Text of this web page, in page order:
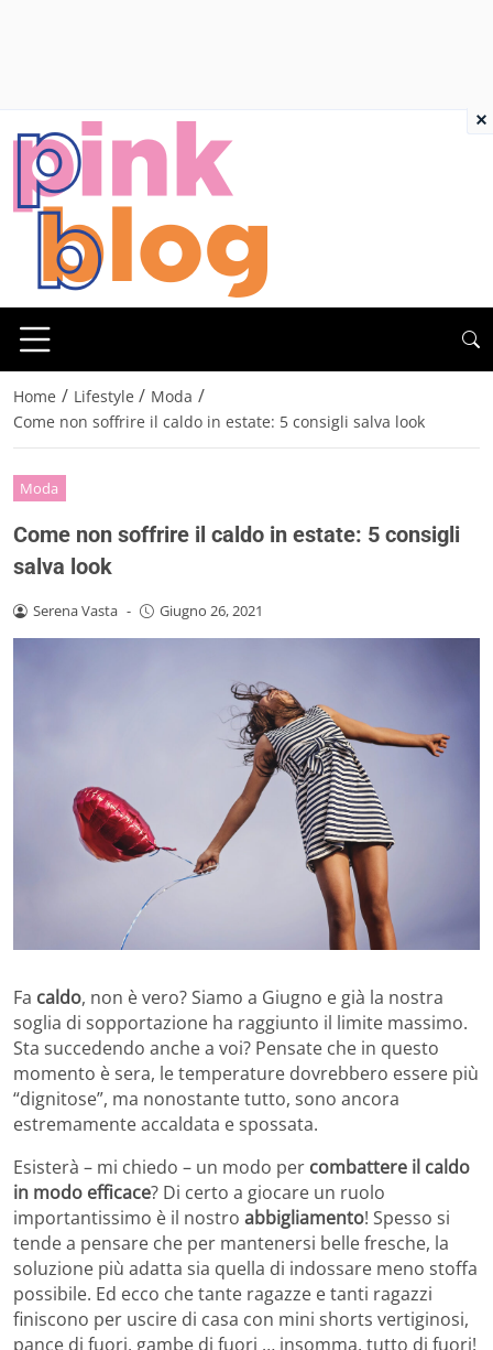
Home / Lifestyle / Moda /
Come non soffrire il caldo in estate: 5 consigli salva look
Moda
Come non soffrire il caldo in estate: 5 consigli
salva look
Serena Vasta - Giugno 26, 2021
Fa caldo, non è vero? Siamo a Giugno e già la nostra
soglia di sopportazione ha raggiunto il limite massimo.
Sta succedendo anche a voi? Pensate che in questo
momento è sera, le temperature dovrebbero essere più
“dignitose”, ma nonostante tutto, sono ancora
estremamente accaldata e spossata.
Esisterà – mi chiedo – un modo per combattere il caldo
in modo efficace? Di certo a giocare un ruolo
importantissimo è il nostro abbigliamento! Spesso si
tende a pensare che per mantenersi belle fresche, la
soluzione più adatta sia quella di indossare meno stoffa
possibile. Ed ecco che tante ragazze e tanti ragazzi
finiscono per uscire di casa con mini shorts vertiginosi,
pance di fuori, gambe di fuori … insomma, tutto di fuori!
×